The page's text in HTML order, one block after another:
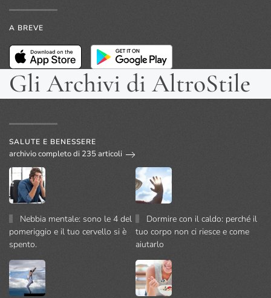
A BREVE
Gli Archivi di AltroStile
SALUTE E BENESSERE
archivio completo di 235 articoli
Nebbia mentale: sono le 4 del
pomeriggio e il tuo cervello si è
spento.
Dormire con il caldo: perché il
tuo corpo non ci riesce e come
aiutarlo